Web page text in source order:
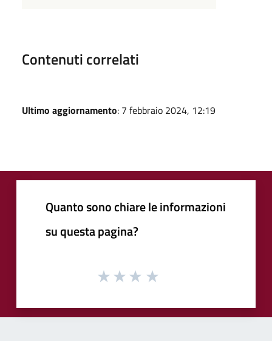
Contenuti correlati
Ultimo aggiornamento: 7 febbraio 2024, 12:19
Quanto sono chiare le informazioni
su questa pagina?